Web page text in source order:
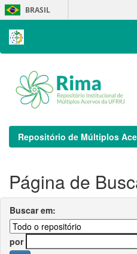
Skip
navigation
BRASIL
Repositório de Múltiplos
Página de
Buscar em:
por